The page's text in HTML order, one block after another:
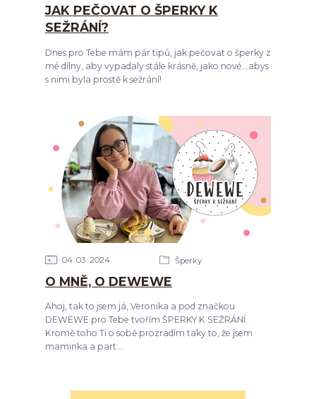
JAK PEČOVAT O ŠPERKY K
SEŽRÁNÍ?
Dnes pro Tebe mám pár tipů, jak pečovat o šperky z
mé dílny, aby vypadaly stále krásně, jako nové...abys
s nimi byla prostě k sežrání!
04 03 2024 Šperky
O MNĚ, O DEWEWE
Ahoj, tak to jsem já, Veronika a pod značkou
DEWEWE pro Tebe tvořím ŠPERKY K SEŽRÁNÍ.
Kromě toho Ti o sobě prozradím taky to, že jsem
maminka a part...